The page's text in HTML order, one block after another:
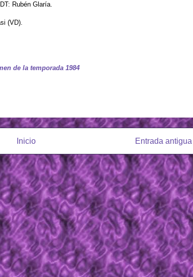
Rubén Glaría.
(VD).
de la temporada 1984
Entrada antigua
Inicio